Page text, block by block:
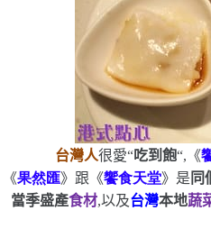
台灣人很愛“吃到飽“,《
《果然匯》跟《饗食天堂》是 同
當季盛產食材,以及台灣本地蔬